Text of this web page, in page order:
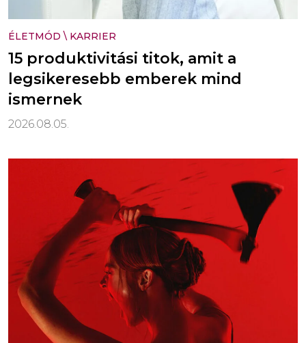
ÉLETMÓD \ KARRIER
15 produktivitási titok, amit a
legsikeresebb emberek mind
ismernek
2026.08.05.